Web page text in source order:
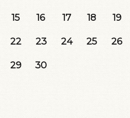
15 16 17 18 19
22 23 24 25 26
29 30